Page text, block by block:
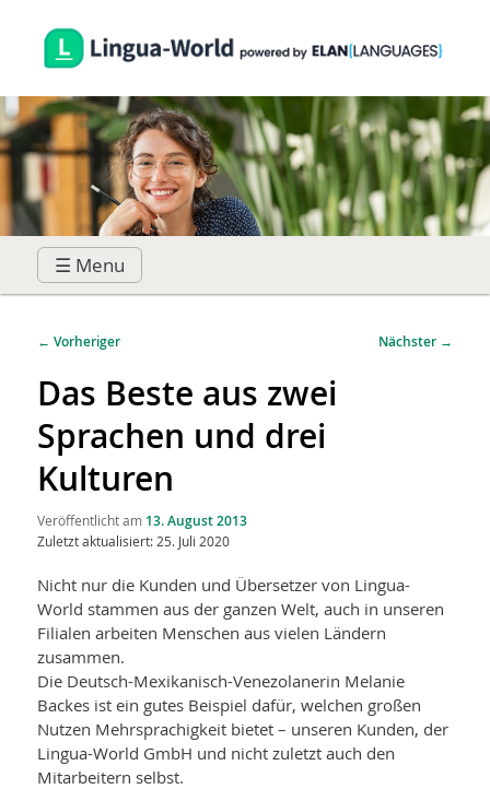
☰ Menu
Inhalt
springen
Inhalt
springen
Beitragsnavigation
← Vorheriger Nächster →
Das Beste aus zwei
Sprachen und drei
Kulturen
Veröffentlicht am 13. August 2013
Zuletzt aktualisiert: 25. Juli 2020
Nicht nur die Kunden und Übersetzer von Lingua-
World stammen aus der ganzen Welt, auch in unseren
Filialen arbeiten Menschen aus vielen Ländern
zusammen.
Die Deutsch-Mexikanisch-Venezolanerin Melanie
Backes ist ein gutes Beispiel dafür, welchen großen
Nutzen Mehrsprachigkeit bietet – unseren Kunden, der
Lingua-World GmbH und nicht zuletzt auch den
Mitarbeitern selbst.